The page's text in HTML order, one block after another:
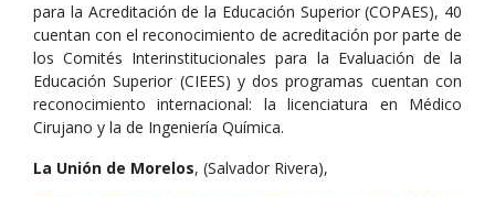
para la Acreditación de la Educación Superior (COPAES), 40
cuentan con el reconocimiento de acreditación por parte de
los Comités Interinstitucionales para la Evaluación de la
Educación Superior (CIEES) y dos programas cuentan con
reconocimiento internacional: la licenciatura en Médico
Cirujano y la de Ingeniería Química.
La Unión de Morelos, (Salvador Rivera),